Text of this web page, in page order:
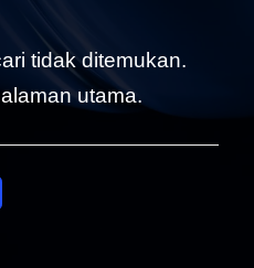
tidak ditemukan.
utama.